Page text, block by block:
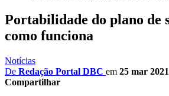
Portabilidade do plano de
como funciona
Notícias
De Redação Portal DBC em 25 mar
Compartilhar